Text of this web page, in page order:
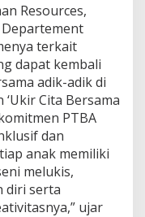
Resources,
Departement
terkait
dapat kembali
adik-adik di
Cita Bersama
PTBA
dan
anak memiliki
melukis,
diri serta
ujar